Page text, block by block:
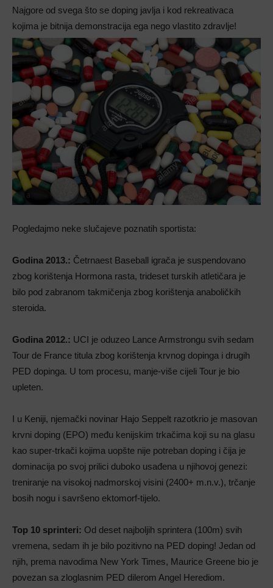
Najgore od svega što se doping javlja i kod rekreativaca
kojima je bitnija demonstracija ega nego vlastito zdravlje!
Pogledajmo neke slučajeve poznatih sportista:
Godina 2013.: Četrnaest Baseball igrača je suspendovano
zbog korištenja Hormona rasta, trideset turskih atletičara je
bilo pod zabranom takmičenja zbog korištenja anaboličkih
steroida.
Godina 2012.: UCI je oduzeo Lance Armstrongu svih sedam
Tour de France titula zbog korištenja krvnog dopinga i drugih
PED dopinga. U tom procesu, manje-više cijeli Tour je bio
upleten.
I u Keniji, njemački novinar Hajo Seppelt razotkrio je masovan
krvni doping (EPO) među kenijskim trkačima koji su na glasu
kao super-trkači kojima uopšte nije potreban doping i čija je
dominacija po svoj prilici duboko usađena u njihovoj genezi:
treniranje na visokoj nadmorskoj visini (2400+ m.n.v.), trčanje
bosih nogu i savršeno ektomorf-tijelo.
Top 10 sprinteri: Od deset najboljih sprintera (100m) svih
vremena, sedam ih je bilo pozitivno na PED doping! Jedan od
njih, prema navodima New York Times, Maurice Greene bio je
povezan sa zloglasnim PED dilerom Angel Herediom.